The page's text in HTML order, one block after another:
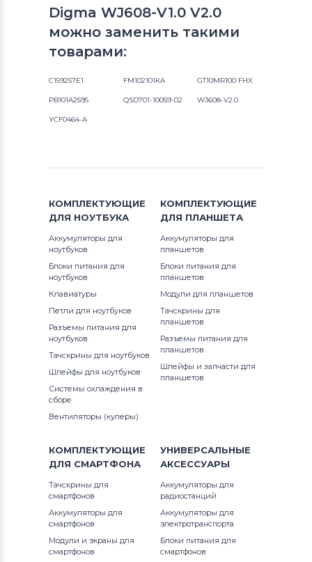
Digma WJ608-V1.0 V2.0
можно заменить такими
товарами:
C159257E1 FM102101KA GT10MR100 FHX
PB101A2595 QSD701-10059-02 WJ608-V2.0
YCF0464-A
КОМПЛЕКТУЮЩИЕ
ДЛЯ НОУТБУКА
Аккумуляторы для
ноутбуков
Блоки питания для
ноутбуков
Клавиатуры
Петли для ноутбуков
Разъемы питания для
ноутбуков
Тачскрины для ноутбуков
Шлейфы для ноутбуков
Системы охлаждения в
сборе
Вентиляторы (кулеры)
КОМПЛЕКТУЮЩИЕ
ДЛЯ ПЛАНШЕТА
Аккумуляторы для
планшетов
Блоки питания для
планшетов
Модули для планшетов
Тачскрины для
планшетов
Разъемы питания для
планшетов
Шлейфы и запчасти для
планшетов
КОМПЛЕКТУЮЩИЕ
ДЛЯ СМАРТФОНА
Тачскрины для
смартфонов
Аккумуляторы для
смартфонов
Модули и экраны для
смартфонов
УНИВЕРСАЛЬНЫЕ
АКСЕССУАРЫ
Аккумуляторы для
радиостанций
Аккумуляторы для
электротранспорта
Блоки питания для
смартфонов